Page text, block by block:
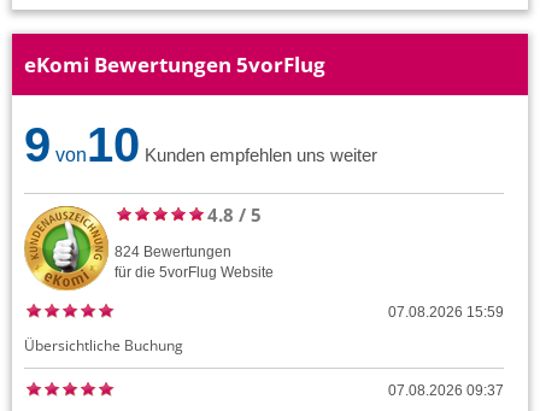
eKomi Bewertungen 5vorFlug
9 von10 Kunden empfehlen uns weiter
4.8 / 5
824 Bewertungen
für die 5vorFlug Website
07.08.2026 15:59
Übersichtliche Buchung
07.08.2026 09:37